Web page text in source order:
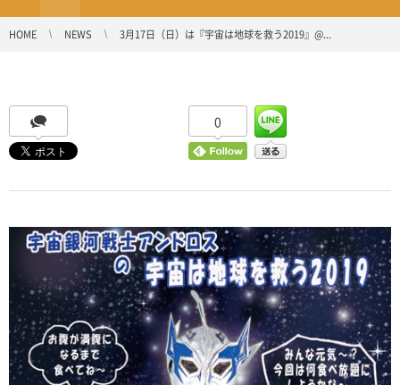
HOME NEWS 3月17日（日）は『宇宙は地球を救う2019』@...
0